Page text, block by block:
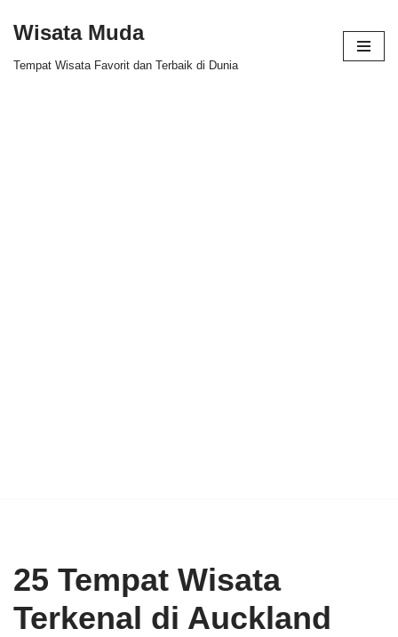
Wisata Muda
Tempat Wisata Favorit dan Terbaik di Dunia
25 Tempat Wisata
Terkenal di Auckland